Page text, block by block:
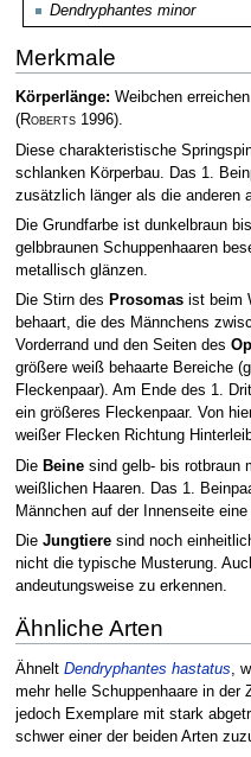
Dendryphantes minor
Merkmale
Körperlänge: Weibchen
(Roberts1996).
Diese charakteristische
schlanken Körperbau. Das 1.
zusätzlich länger als die anderen
Die Grundfarbe ist dunkelbraun
gelbbraunen Schuppenhaaren
metallisch glänzen.
Die Stirn des Prosomasist beim
behaart, die des Männchens
Vorderrand und den Seiten des
größere weiß behaarte Bereiche
Fleckenpaar). Am Ende des 1.
ein größeres Fleckenpaar. Von
weißer Flecken Richtung
Die Beinesind gelb- bis rotbraun
weißlichen Haaren. Das 1.
Männchen auf der Innenseite
Die Jungtieresind noch
nicht die typische Musterung.
andeutungsweise zu erkennen.
Ähnliche Arten
Ähnelt Dendryphantes hastatus ,
mehr helle Schuppenhaare in der
jedoch Exemplare mit stark
schwer einer der beiden Arten